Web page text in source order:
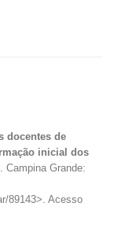
docentes de
inicial dos
Campina Grande:
89143>. Acesso